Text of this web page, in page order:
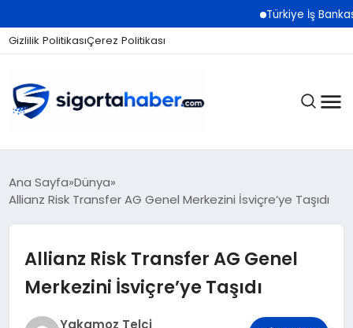
Türkiye İş Bankası
Gizlilik PolitikasıÇerez Politikası
SIGORTA
EKONOMI
Ana Sayfa Dünya
Allianz Risk Transfer AG Genel Merkezini İsviçre’ye Taşıdı
Allianz Risk Transfer AG Genel
Merkezini İsviçre’ye Taşıdı
Yakamoz Telci